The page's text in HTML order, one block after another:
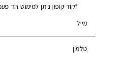
*קוד קופון ניתן למימוש חד
מייל
טלפון